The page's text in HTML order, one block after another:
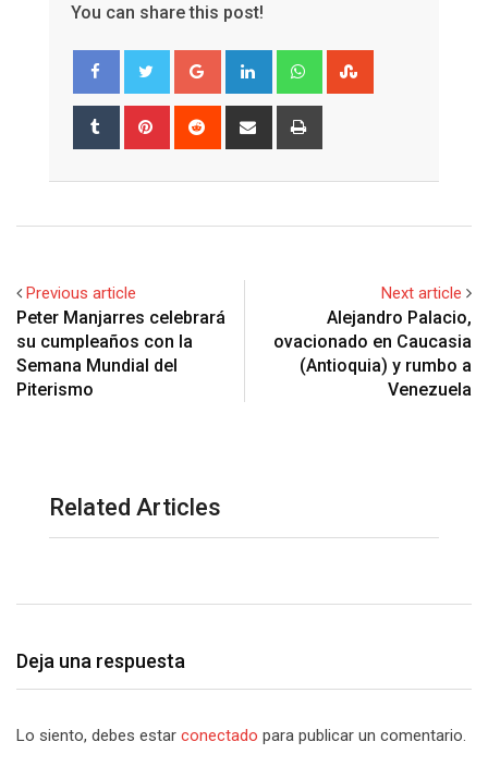
You can share this post!
Google+ LinkedIn Whatsapp
Tumblr Pinterest Reddit
Share
Previous article
Peter Manjarres celebrará
su cumpleaños con la
Semana Mundial del
Piterismo
Next article
Alejandro Palacio,
ovacionado en Caucasia
(Antioquia) y rumbo a
Venezuela
Related Articles
Deja una respuesta
Lo siento, debes estar conectado para publicar un comentario.